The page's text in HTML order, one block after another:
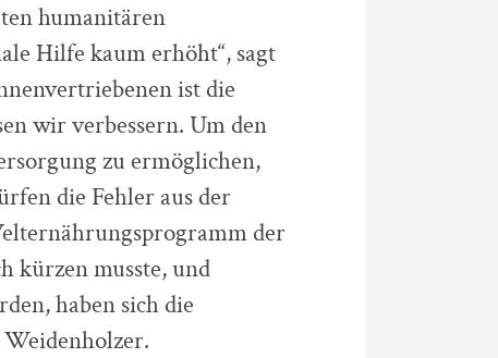
humanitären
Hilfe kaum erhöht“, sagt
ist die
wir verbessern. Um den
zu ermöglichen,
die Fehler aus der
der
kürzen musste, und
haben sich die